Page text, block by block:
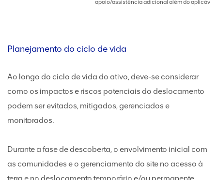
apoio/assistência adicional além do
Planejamento do ciclo de vida
Ao longo do ciclo de vida do ativo, deve-se considerar
como os impactos e riscos potenciais do deslocamento
podem ser evitados, mitigados, gerenciados e
monitorados.
Durante a fase de descoberta, o envolvimento inicial com
as comunidades e o gerenciamento do site no acesso à